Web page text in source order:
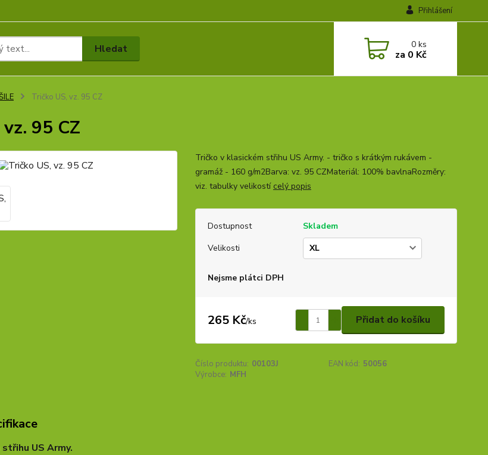
Přihlášení
Hledat 0ks
za 0 Kč
Tričko US, vz. 95 CZ
95 CZ
Tričko v klasickém střihu US Army. - tričko s krátkým rukávem -
gramáž - 160 g/m2Barva: vz. 95 CZMateriál: 100% bavlnaRozměry:
viz. tabulky velikostí celý popis
Dostupnost
Skladem
Velikosti
Nejsme plátci DPH
265 Kč/ks Přidat do košíku
Číslo produktu: 00103J EAN kód: 50056
Výrobce: MFH
US Army.